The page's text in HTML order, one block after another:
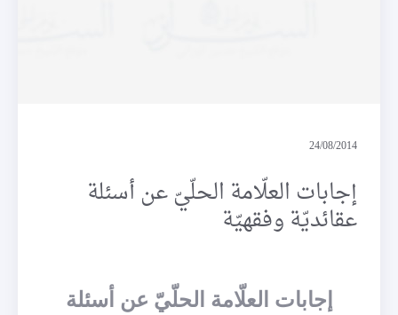
24/08/2014
إجابات العلّامة الحلّيّ عن أسئلة
عقائديّة وفقهيّة
إجابات العلّامة الحلّيّ عن أسئلة